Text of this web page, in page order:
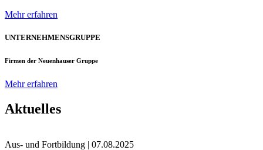
Mehr erfahren
UNTERNEHMENSGRUPPE
Firmen der Neuenhauser Gruppe
Mehr erfahren
Aktuelles
Aus- und Fortbildung | 07.08.2025